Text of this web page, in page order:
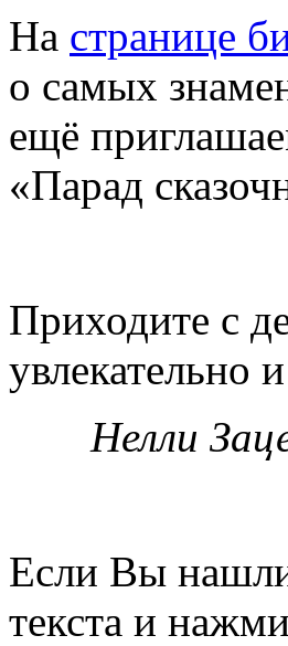
На странице
о самых
ещё
«Парад
Приходите с
увлекательно
Нелли
Если Вы
текста и